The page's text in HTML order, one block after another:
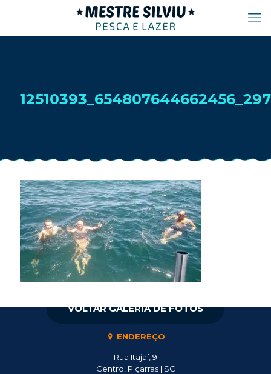
ENDEREÇO
Rua Itajaí, 9
Centro, Piçarras | SC
VOLTAR GALERIA DE FOTOS